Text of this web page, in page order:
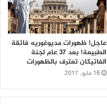
عاجل! ظهورات مديوغوريه فائقة
الطبيعة! بعد 37 عام لجنة
الفاتيكان تعترف بالظهورات
16 مايو، 2017